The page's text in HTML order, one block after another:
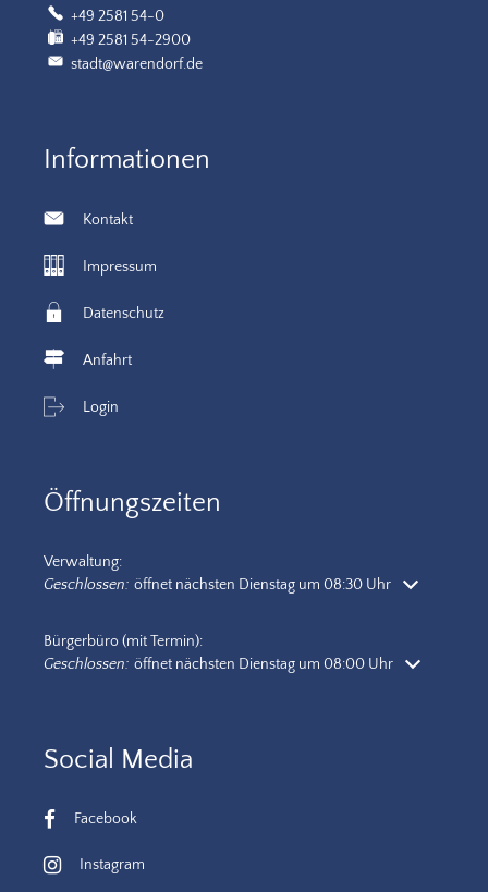
+49 2581 54-0
+49 2581 54-2900
stadt@warendorf.de
Informationen
Kontakt
Impressum
Datenschutz
Anfahrt
Login
Öffnungszeiten
Verwaltung:
Klicken, um weitere Öffnungs- oder Schließzeiten auszublenden
Geschlossen: öffnet nächsten Dienstag um 08:30 Uhr
Bürgerbüro (mit Termin):
Klicken, um weitere Öffnungs- oder Schließzeiten auszublenden
Geschlossen: öffnet nächsten Dienstag um 08:00 Uhr
Social Media
Facebook
Instagram